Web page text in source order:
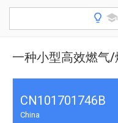
一种小型高效燃气/
CN101701746B
China